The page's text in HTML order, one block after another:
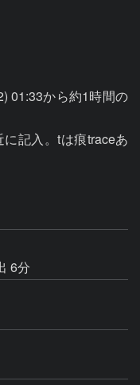
01:33から約1時間の
記入。tは痕traceあ
6分